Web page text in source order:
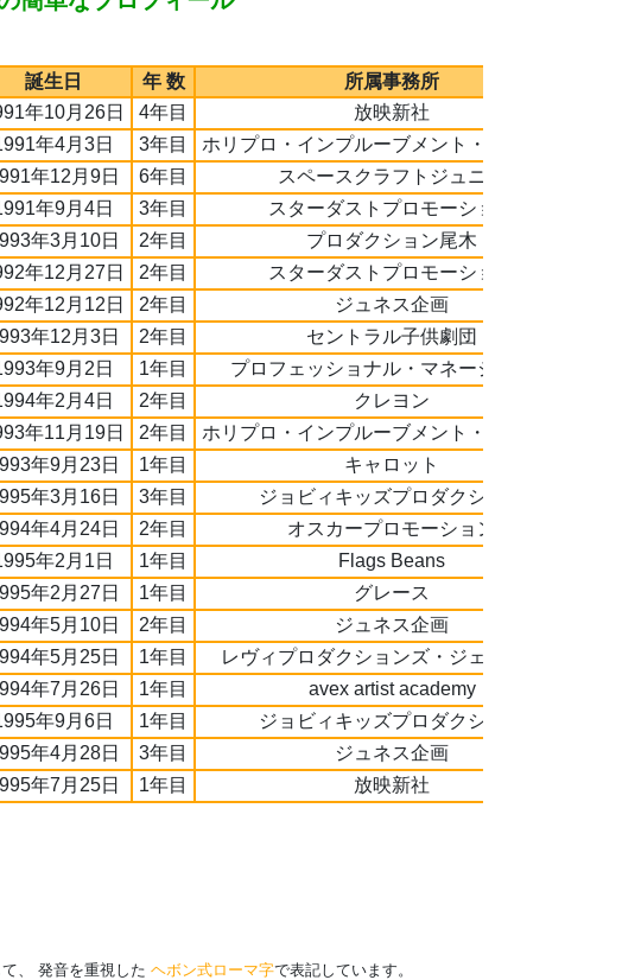
誕生日 年 数
所属事務所
年10月26日 4年目
放映新社
年4月3日 3年目
ホリプロ・インプルーブメント・アカデミー
年12月9日 6年目
スペースクラフトジュニア
年9月4日 3年目
スターダストプロモーション
年3月10日 2年目
プロダクション尾木
年12月27日 2年目
スターダストプロモーション
年12月12日 2年目
ジュネス企画
年12月3日 2年目
セントラル子供劇団
年9月2日 1年目
プロフェッショナル・マネージメント
年2月4日 2年目
クレヨン
年11月19日 2年目
ホリプロ・インプルーブメント・アカデミー
年9月23日 1年目
キャロット
年3月16日 3年目
ジョビィキッズプロダクション
年4月24日 2年目
オスカープロモーション
年2月1日 1年目
Flags Beans
年2月27日 1年目
グレース
年5月10日 2年目
ジュネス企画
年5月25日 1年目
レヴィプロダクションズ・ジェイクラス
年7月26日 1年目
avex artist academy
年9月6日 1年目
ジョビィキッズプロダクション
年4月28日 3年目
ジュネス企画
年7月25日 1年目 放映新社
、 発音を重視した ヘボン式ローマ字で表記しています。